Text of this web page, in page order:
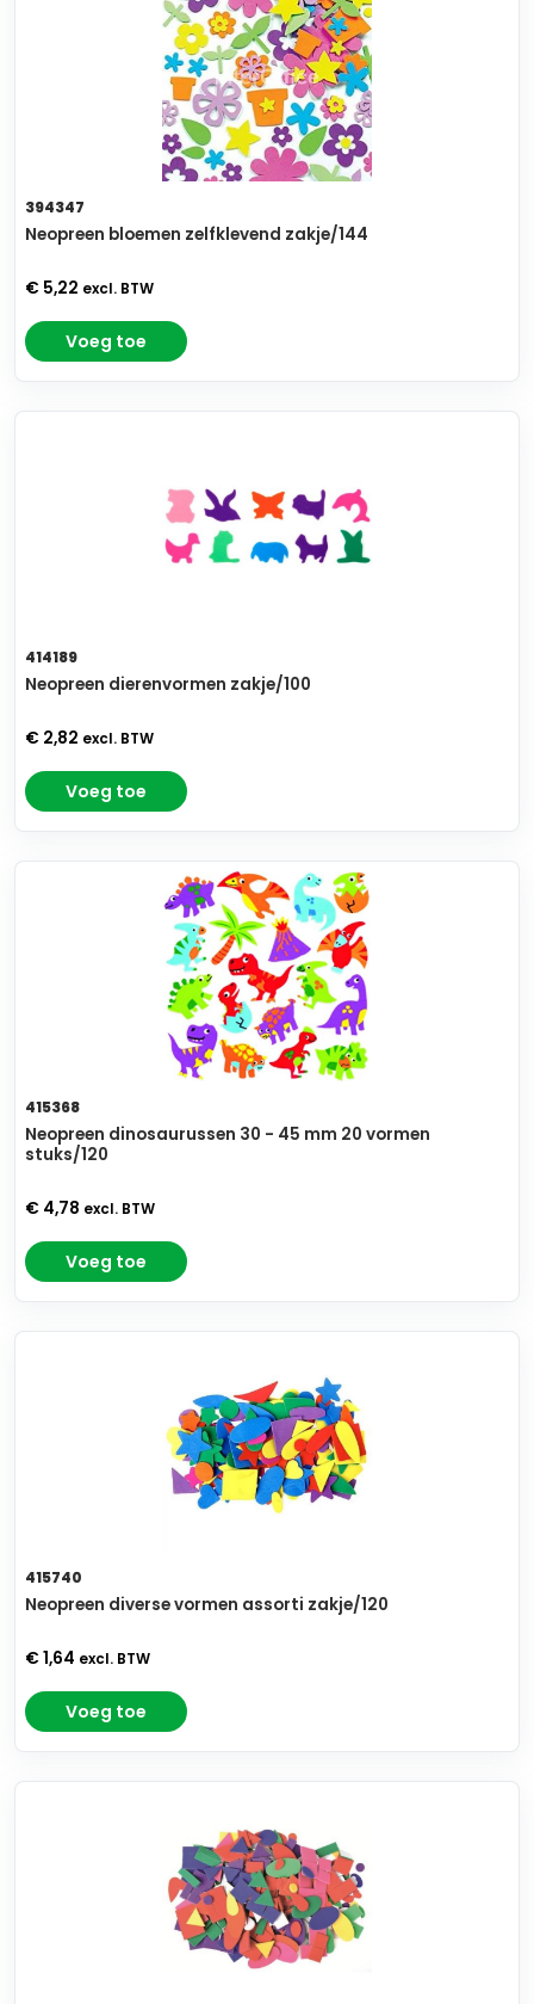
394347
Neopreen bloemen zelfklevend zakje/144
€ 5,22 excl. BTW
Voeg toe
414189
Neopreen dierenvormen zakje/100
€ 2,82 excl. BTW
Voeg toe
415368
Neopreen dinosaurussen 30 - 45 mm 20 vormen
stuks/120
€ 4,78 excl. BTW
Voeg toe
415740
Neopreen diverse vormen assorti zakje/120
€ 1,64 excl. BTW
Voeg toe